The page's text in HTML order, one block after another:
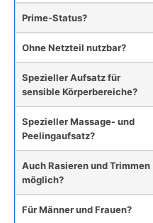
Prime-Status?
Ohne Netzteil nutzbar?
Spezieller Aufsatz für
sensible Körperbereiche?
Spezieller Massage- und
Peelingaufsatz?
Auch Rasieren und Trimmen
möglich?
Für Männer und Frauen?